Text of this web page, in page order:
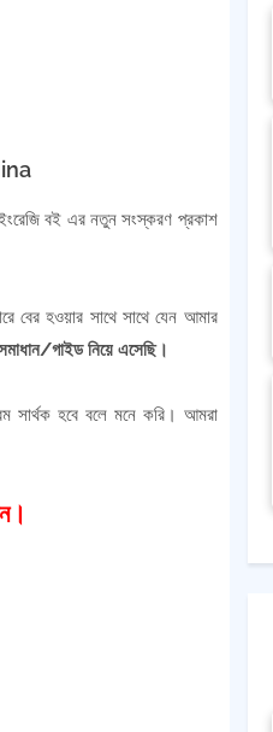
ইংরেজি বই এর নতুন সংস্করণ প্রকাশ
বের হওয়ার সাথে সাথে যেন আমার
গাইড নিয়ে এসেছি।
সার্থক হবে বলে মনে করি। আমরা